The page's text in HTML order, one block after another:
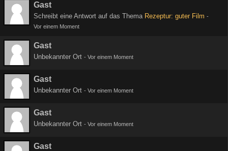
Gast
Schreibt eine Antwort auf das Thema Rezeptur: guter Film -
Vor einem Moment
Gast
Unbekannter Ort - Vor einem Moment
Gast
Unbekannter Ort - Vor einem Moment
Gast
Unbekannter Ort - Vor einem Moment
Gast